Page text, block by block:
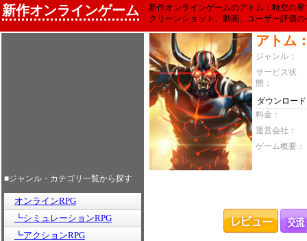
新作オンラインゲーム
新作オンラインゲームのアトム：時空の
クリーンショット、動画、ユーザー評価
■ジャンル・カテゴリ一覧から探す
オンラインRPG
┗シミュレーションRPG
┗アクションRPG
アトム
ジャンル：
サービス状
態：
ダウンロード
料金：
運営会社：
ゲーム概要：